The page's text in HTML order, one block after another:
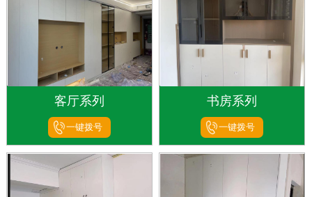
客厅系列
一键拨号
书房系列
一键拨号